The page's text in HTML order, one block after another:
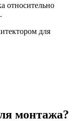
относительно
для
монтажа?